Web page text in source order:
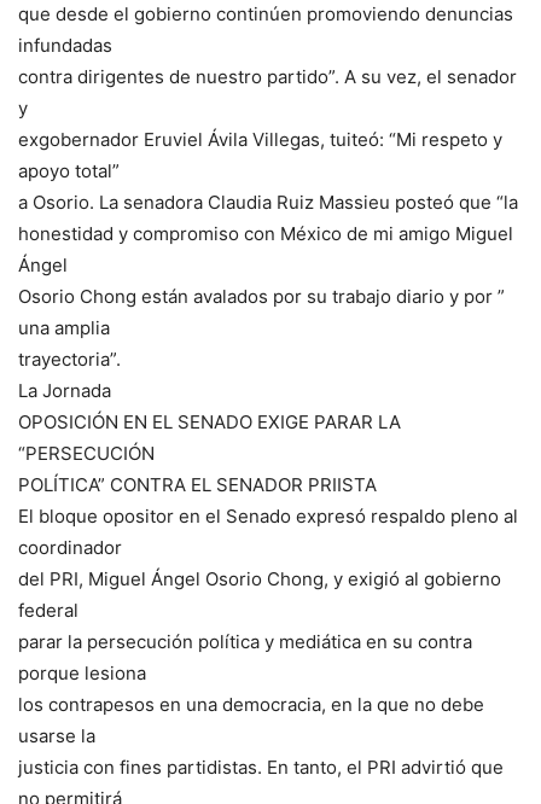
que desde el gobierno continúen promoviendo denuncias
infundadas
contra dirigentes de nuestro partido”. A su vez, el senador
y
exgobernador Eruviel Ávila Villegas, tuiteó: “Mi respeto y
apoyo total”
a Osorio. La senadora Claudia Ruiz Massieu posteó que “la
honestidad y compromiso con México de mi amigo Miguel
Ángel
Osorio Chong están avalados por su trabajo diario y por ”
una amplia
trayectoria”.
La Jornada
OPOSICIÓN EN EL SENADO EXIGE PARAR LA
“PERSECUCIÓN
POLÍTICA” CONTRA EL SENADOR PRIISTA
El bloque opositor en el Senado expresó respaldo pleno al
coordinador
del PRI, Miguel Ángel Osorio Chong, y exigió al gobierno
federal
parar la persecución política y mediática en su contra
porque lesiona
los contrapesos en una democracia, en la que no debe
usarse la
justicia con fines partidistas. En tanto, el PRI advirtió que
no permitirá